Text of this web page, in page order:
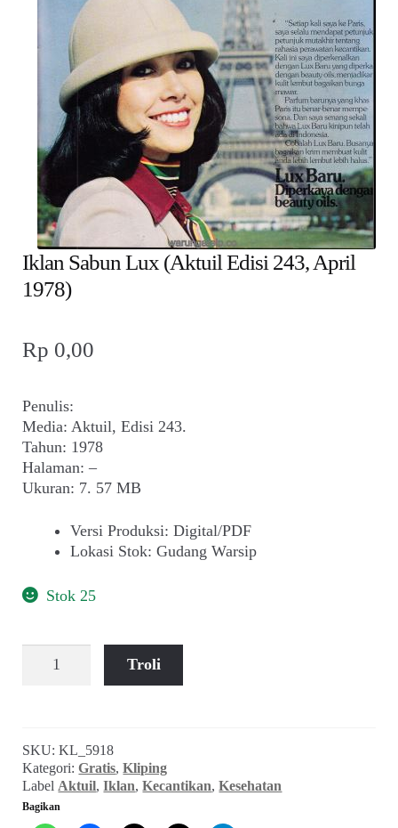
menu
Alamat
Rekening
Reseller
Iklan Sabun Lux (Aktuil Edisi 243, April
1978)
Rp 0,00
Penulis:
Media: Aktuil, Edisi 243.
Tahun: 1978
Halaman: –
Ukuran: 7. 57 MB
Versi Produksi: Digital/PDF
Lokasi Stok: Gudang Warsip
Stok 25
Iklan
Edisi
243,
1978)
Troli
SKU:KL_5918
Kategori:Gratis,Kliping
LabelAktuil,Iklan,Kecantikan,Kesehatan
Bagikan